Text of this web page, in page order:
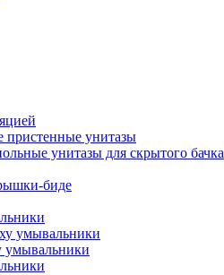
пристенные унитазы
унитазы для скрытого бачка
биде
умывальники
умывальники